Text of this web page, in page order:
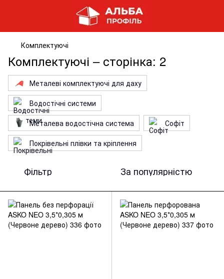
Комплектуючі
Комплектуючі – сторінка: 2
Металеві комплектуючі для даху
Водостічні системи
Металева водостічна система
Софіт
Покрівельні плівки та кріплення
Фільтр За популярністю